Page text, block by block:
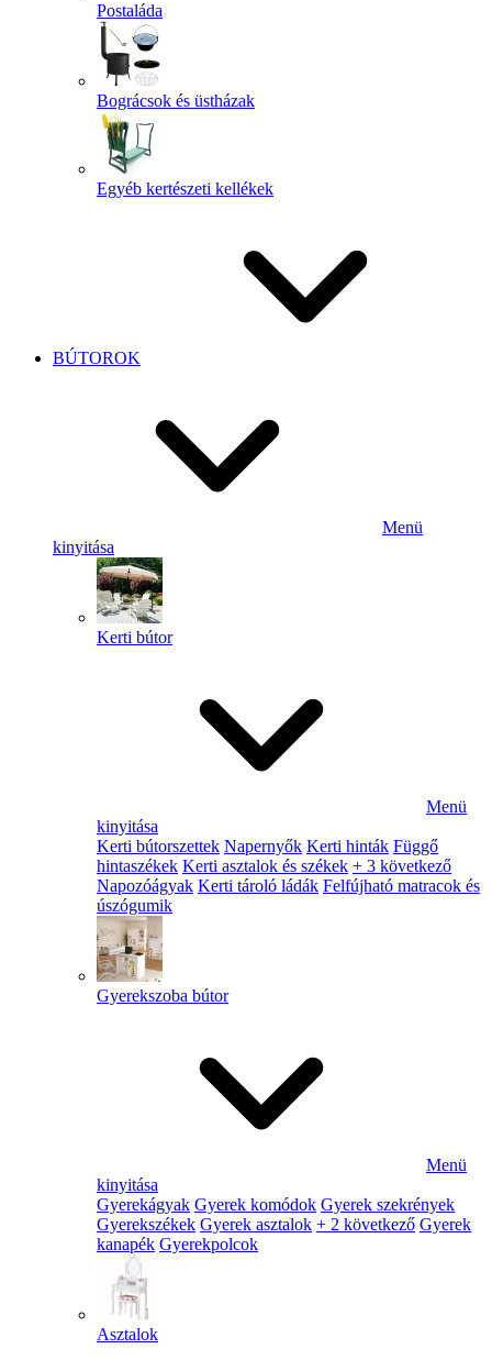
Postaláda
Bográcsok és üstházak
Egyéb kertészeti kellékek
BÚTOROK
Menü
kinyitása
Kerti bútor
Menü
kinyitása
Kerti bútorszettek Napernyők Kerti hinták Függő
hintaszékek Kerti asztalok és székek + 3 következő
Napozóágyak Kerti tároló ládák Felfújható matracok és
úszógumik
Gyerekszoba bútor
Menü
kinyitása
Gyerekágyak Gyerek komódok Gyerek szekrények
Gyerekszékek Gyerek asztalok + 2 következő Gyerek
kanapék Gyerekpolcok
Asztalok